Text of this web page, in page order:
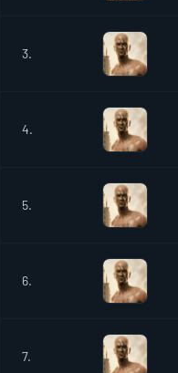
3.
4.
5.
6.
7.